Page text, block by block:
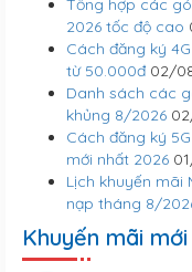
Tổng hợp các
2026 tốc độ cao
Cách đăng ký
từ 50.000đ 02/
Danh sách các
khủng 8/2026
Cách đăng ký
mới nhất 2026
Lịch khuyến mãi
nạp tháng 8/
Khuyến mãi